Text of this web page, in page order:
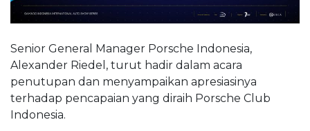
Senior General Manager Porsche Indonesia,
Alexander Riedel, turut hadir dalam acara
penutupan dan menyampaikan apresiasinya
terhadap pencapaian yang diraih Porsche Club
Indonesia.